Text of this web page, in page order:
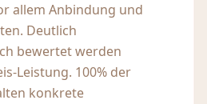
allem Anbindung und
Deutlich
bewertet werden
Leistung. 100% der
konkrete